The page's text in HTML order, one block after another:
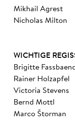
Mikhail Agrest
Nicholas Milton
WICHTIGE
Brigitte
Rainer Holzapfel
Victoria Stevens
Bernd Mottl
Marco Štorman